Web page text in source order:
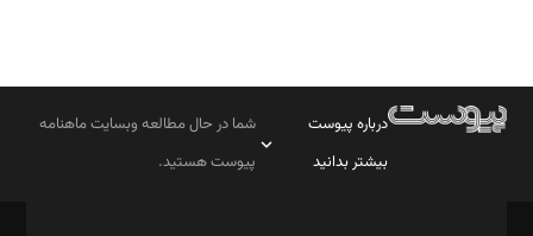
درباره پیوست
بیشتر بدانید
شما در حال مطالعه وبسایت ماهنامه
پیوست هستید.